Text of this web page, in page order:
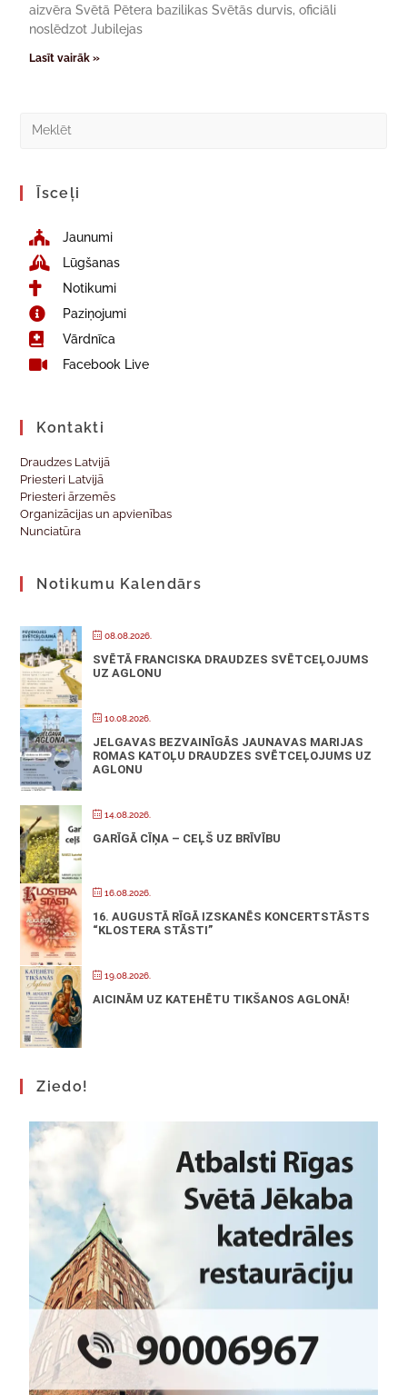
aizvēra Svētā Pētera bazilikas Svētās durvis, oficiāli
noslēdzot Jubilejas
Lasīt vairāk »
Īsceļi
Jaunumi
Lūgšanas
Notikumi
Paziņojumi
Vārdnīca
Facebook Live
Kontakti
Draudzes Latvijā
Priesteri Latvijā
Priesteri ārzemēs
Organizācijas un apvienības
Nunciatūra
Notikumu Kalendārs
08.08.2026.
SVĒTĀ FRANCISKA DRAUDZES SVĒTCEĻOJUMS
UZ AGLONU
10.08.2026.
JELGAVAS BEZVAINĪGĀS JAUNAVAS MARIJAS
ROMAS KATOĻU DRAUDZES SVĒTCEĻOJUMS UZ
AGLONU
14.08.2026.
GARĪGĀ CĪŅA – CEĻŠ UZ BRĪVĪBU
16.08.2026.
16. AUGUSTĀ RĪGĀ IZSKANĒS KONCERTSTĀSTS
“KLOSTERA STĀSTI”
19.08.2026.
AICINĀM UZ KATEHĒTU TIKŠANOS AGLONĀ!
Ziedo!